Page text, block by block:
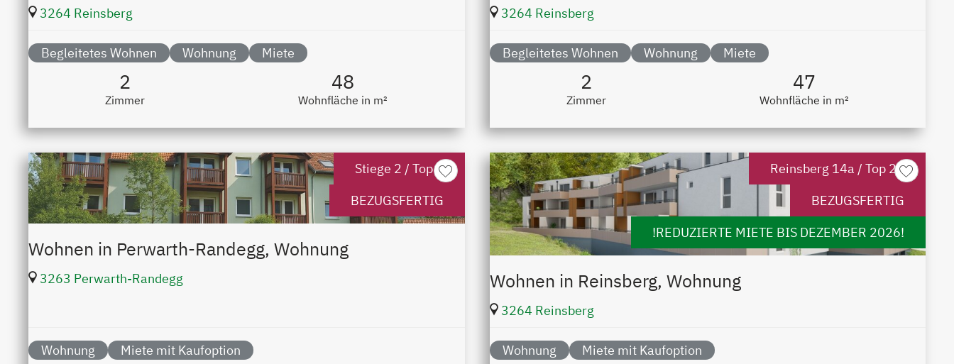
3264 Reinsberg
Begleitetes Wohnen Wohnung Miete
2
Zimmer
48
Wohnfläche in m²
3264 Reinsberg
Begleitetes Wohnen Wohnung Miete
2
Zimmer
47
Wohnfläche in m²
Stiege 2 / Top 6
BEZUGSFERTIG
Wohnen in Perwarth-Randegg, Wohnung
3263 Perwarth-Randegg
Wohnung Miete mit Kaufoption
merken
Reinsberg 14a / Top 24
BEZUGSFERTIG
!REDUZIERTE MIETE BIS DEZEMBER 2026!
Wohnen in Reinsberg, Wohnung
3264 Reinsberg
Wohnung Miete mit Kaufoption